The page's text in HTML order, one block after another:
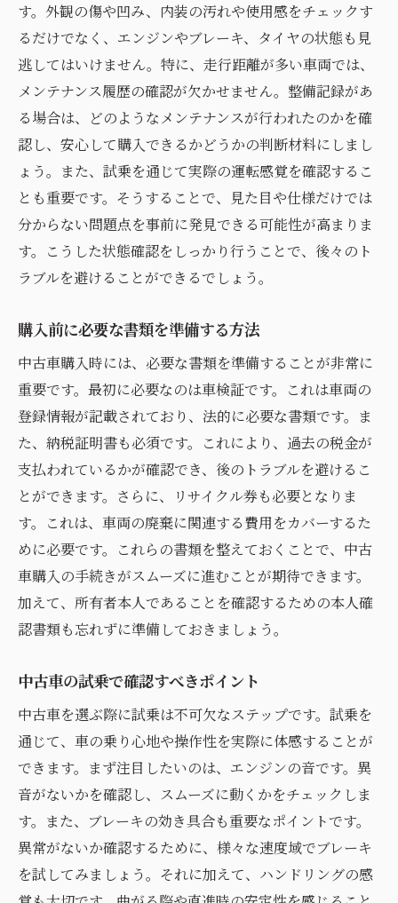
修理内容の確認方法
事故歴のある車の価値評価
事故歴車のメリットとデメリット
事故歴の影響を受けにくい車の選び方
過去の事故歴を正確に把握する方法
中古車の整備記録を確認することの重要性
整備記録の確認が必要な理由
整備記録から読み取れる車の状態
定期メンテナンスの有無をチェック
整備記録で見るべき重要な項目
整備記録の有無が与える影響
信頼できる整備記録の見分け方
理想の中古車を見つけるための賢い情報収集法
インターネットを活用した情報収集
ディーラー訪問で得られる情報
中古車専門雑誌の活用法
口コミ情報を利用した選び方
プロの意見を参考にする方法
SNSを使った中古車情報の収集
中古車選びで後悔しないための交渉術
価格交渉のタイミングを見極める
価格交渉に使える有効なデータ
ディーラーとの交渉で気をつけるポイント
交渉の際に注意すべき落とし穴
成功する交渉の進め方
中古車購入後のメンテナンスのポイント
購入後すぐに行うべきメンテナンス
定期点検の重要性とその方法
中古車のタイヤとブレーキの点検
す。外観の傷や凹み、内装の汚れや使用感をチェックす
るだけでなく、エンジンやブレーキ、タイヤの状態も見
逃してはいけません。特に、走行距離が多い車両では、
メンテナンス履歴の確認が欠かせません。整備記録があ
る場合は、どのようなメンテナンスが行われたのかを確
認し、安心して購入できるかどうかの判断材料にしまし
ょう。また、試乗を通じて実際の運転感覚を確認するこ
とも重要です。そうすることで、見た目や仕様だけでは
分からない問題点を事前に発見できる可能性が高まりま
す。こうした状態確認をしっかり行うことで、後々のト
ラブルを避けることができるでしょう。
購入前に必要な書類を準備する方法
中古車購入時には、必要な書類を準備することが非常に
重要です。最初に必要なのは車検証です。これは車両の
登録情報が記載されており、法的に必要な書類です。ま
た、納税証明書も必須です。これにより、過去の税金が
支払われているかが確認でき、後のトラブルを避けるこ
とができます。さらに、リサイクル券も必要となりま
す。これは、車両の廃棄に関連する費用をカバーするた
めに必要です。これらの書類を整えておくことで、中古
車購入の手続きがスムーズに進むことが期待できます。
加えて、所有者本人であることを確認するための本人確
認書類も忘れずに準備しておきましょう。
中古車の試乗で確認すべきポイント
中古車を選ぶ際に試乗は不可欠なステップです。試乗を
通じて、車の乗り心地や操作性を実際に体感することが
できます。まず注目したいのは、エンジンの音です。異
音がないかを確認し、スムーズに動くかをチェックしま
す。また、ブレーキの効き具合も重要なポイントです。
異常がないか確認するために、様々な速度域でブレーキ
を試してみましょう。それに加えて、ハンドリングの感